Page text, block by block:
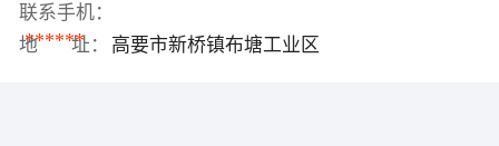
联系手机：
******
地 址： 高要市新桥镇布塘工业区